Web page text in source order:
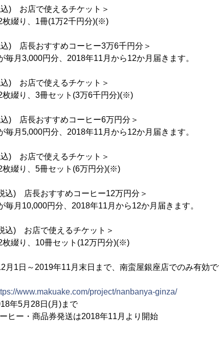
込) お店で使えるチケット＞
枚綴り、1冊(1万2千円分)(※)
込) 店長おすすめコーヒー3万6千円分＞
毎月3,000円分、2018年11月から12か月届きます。
込) お店で使えるチケット＞
枚綴り、3冊セット(3万6千円分)(※)
込) 店長おすすめコーヒー6万円分＞
毎月5,000円分、2018年11月から12か月届きます。
込) お店で使えるチケット＞
枚綴り、5冊セット(6万円分)(※)
込) 店長おすすめコーヒー12万円分＞
毎月10,000円分、2018年11月から12か月届きます。
込) お店で使えるチケット＞
枚綴り、10冊セット(12万円分)(※)
1日～2019年11月末日まで、南蛮屋銀座店でのみ有効で
www.makuake.com/project/nanbanya-ginza/
5月28日(月)まで
ヒー・商品券発送は2018年11月より開始